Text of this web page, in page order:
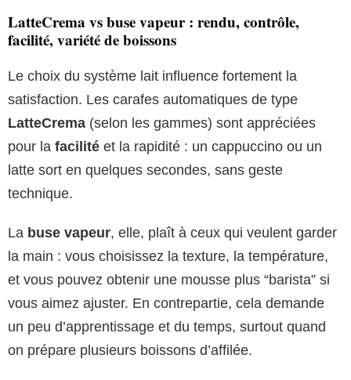
LatteCrema vs buse vapeur : rendu, contrôle,
facilité, variété de boissons
Le choix du système lait influence fortement la
satisfaction. Les carafes automatiques de type
LatteCrema (selon les gammes) sont appréciées
pour la facilité et la rapidité : un cappuccino ou un
latte sort en quelques secondes, sans geste
technique.
La buse vapeur, elle, plaît à ceux qui veulent garder
la main : vous choisissez la texture, la température,
et vous pouvez obtenir une mousse plus “barista” si
vous aimez ajuster. En contrepartie, cela demande
un peu d’apprentissage et du temps, surtout quand
on prépare plusieurs boissons d’affilée.